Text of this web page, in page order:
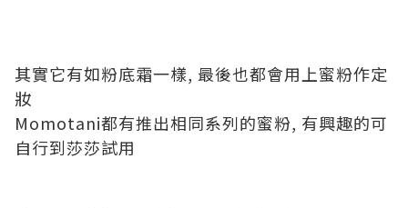
其實它有如粉底霜一樣, 最後也都會用上蜜粉作定
妝
Momotani都有推出相同系列的蜜粉, 有興趣的可
自行到莎莎試用